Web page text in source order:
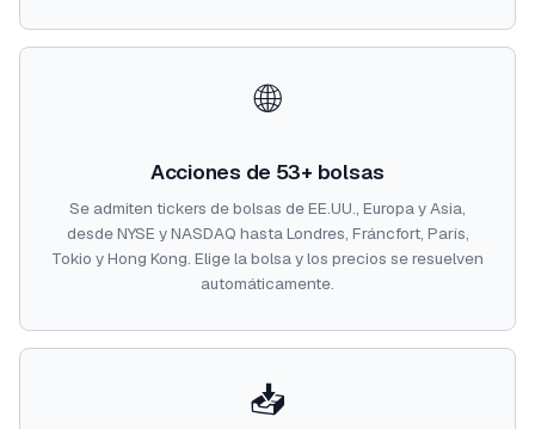
🌐
Acciones de 53+ bolsas
Se admiten tickers de bolsas de EE.UU., Europa y Asia,
desde NYSE y NASDAQ hasta Londres, Fráncfort, París,
Tokio y Hong Kong. Elige la bolsa y los precios se resuelven
automáticamente.
📥